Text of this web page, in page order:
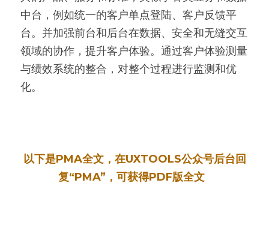
中台，例如统一的客户单点登陆、客户反馈平
台。并加强前台和后台在数据、安全和无缝交互
领域的协作，提升客户体验。通过客户体验测量
与绩效系统的整合，对整个过程进行监测和优
化。
以下是PMA全文，在UXTOOLS公众号后台回
复“PMA”，可获得PDF版全文